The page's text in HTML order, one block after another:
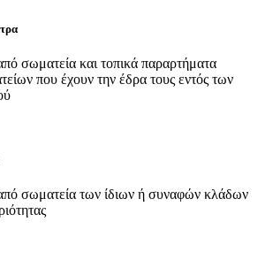
σωματεία και τοπικά παραρτήματα
που έχουν την έδρα τους εντός των
σωματεία των ίδιων ή συναφών κλάδων